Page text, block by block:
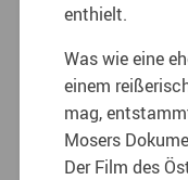
enthielt.
Was wie eine
einem
mag,
Mosers
Der Film des